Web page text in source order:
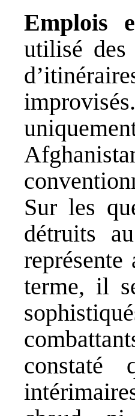
Emplois
utilisé des
Sur les
détruits
terme, il
constaté